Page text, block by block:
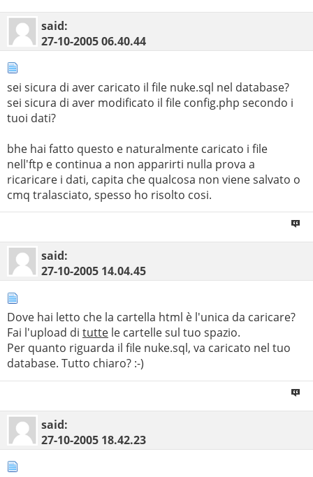
said:
27-10-200506.40.44
sei sicura di aver caricato il file nuke.sql nel database?
sei sicura di aver modificato il file config.php secondo i
tuoi dati?
bhe hai fatto questo e naturalmente caricato i file
nell'ftp e continua a non apparirti nulla prova a
ricaricare i dati, capita che qualcosa non viene salvato o
cmq tralasciato, spesso ho risolto cosi.
said:
27-10-2005 14.04.45
Dove hai letto che la cartella html è l'unica da caricare?
Fai l'upload di tutte le cartelle sul tuo spazio.
Per quanto riguarda il file nuke.sql, va caricato nel tuo
database. Tutto chiaro? :-)
said:
27-10-2005 18.42.23